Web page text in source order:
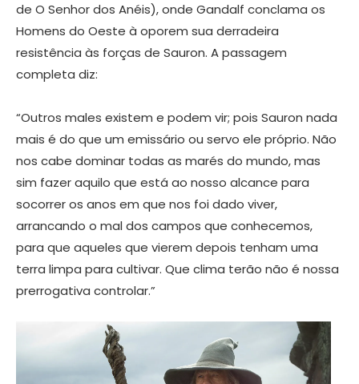
de O Senhor dos Anéis), onde Gandalf conclama os
Homens do Oeste à oporem sua derradeira
resistência às forças de Sauron. A passagem
completa diz:
“Outros males existem e podem vir; pois Sauron nada
mais é do que um emissário ou servo ele próprio. Não
nos cabe dominar todas as marés do mundo, mas
sim fazer aquilo que está ao nosso alcance para
socorrer os anos em que nos foi dado viver,
arrancando o mal dos campos que conhecemos,
para que aqueles que vierem depois tenham uma
terra limpa para cultivar. Que clima terão não é nossa
prerrogativa controlar.”